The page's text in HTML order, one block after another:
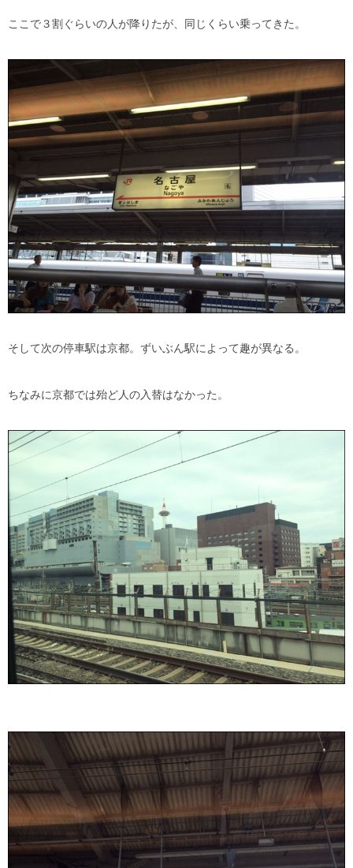
ここで３割ぐらいの人が降りたが、同じくらい乗ってきた。
そして次の停車駅は京都。ずいぶん駅によって趣が異なる。
ちなみに京都では殆ど人の入替はなかった。